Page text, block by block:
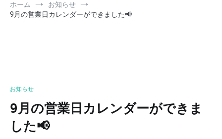
ホーム
お知らせ
9月の営業日カレンダーができました📢
お知らせ
9月の営業日カレンダーができま
した📢